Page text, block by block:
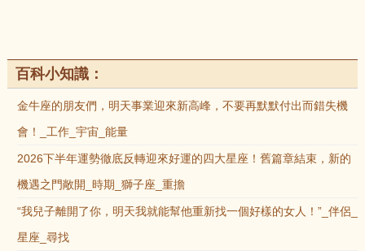
百科小知識：
金牛座的朋友們，明天事業迎來新高峰，不要再默默付出而錯失機
會！_工作_宇宙_能量
2026下半年運勢徹底反轉迎來好運的四大星座！舊篇章結束，新的
機遇之門敞開_時期_獅子座_重擔
“我兒子離開了你，明天我就能幫他重新找一個好樣的女人！”_伴侶_
星座_尋找